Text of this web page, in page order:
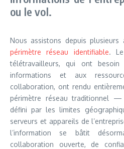
ou le vol.
Nous assistons depuis
périmètre réseau identifiable.
télétravailleurs, qui ont besoin
informations et aux
collaboration, ont rendu
périmètre réseau traditionnel
défini par les limites
serveurs et appareils de
l’information se bâtit
collaboration ouverte, de